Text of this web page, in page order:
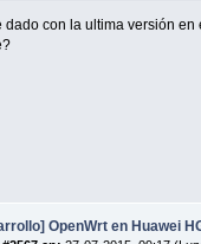
dado con la ultima versión
OpenWrt en Huawei